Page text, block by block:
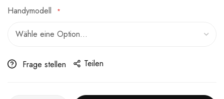
Handymodell
Frage stellen Teilen